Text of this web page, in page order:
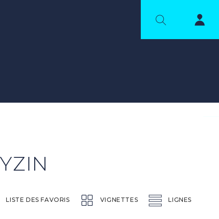
LISTE DES FAVORIS VIGNETTES LIGNES